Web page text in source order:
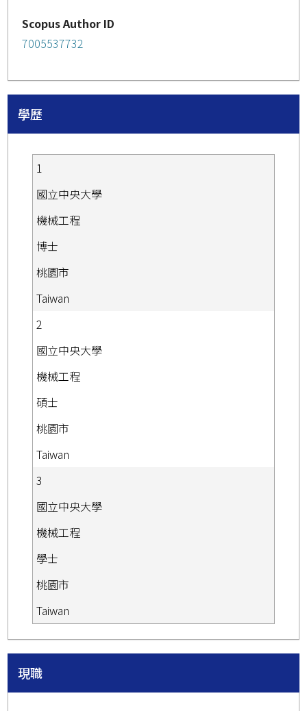
Scopus Author ID
7005537732
學歷
1
國立中央大學
機械工程
博士
桃園市
Taiwan
2
國立中央大學
機械工程
碩士
桃園市
Taiwan
3
國立中央大學
機械工程
學士
桃園市
Taiwan
現職